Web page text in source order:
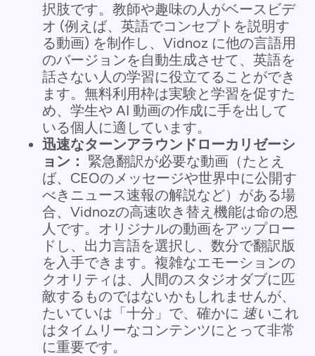
択肢です。教師や趣味の人がベースビデ
オ (例えば、英語でコンセプトを説明す
る動画) を制作し、Vidnoz に他の言語用
のバージョンを自動生成させて、英語を
話さない人の学習に役立てることができ
ます。無料利用枠は実験と学習を促すた
め、学生や AI 動画の作成に手を出して
いる個人に適しています。
迅速なターンアラウンドローカリゼーシ
ョン： 緊急翻訳が必要な動画（たとえ
ば、CEOのメッセージや世界中に公開す
べきニュース速報の解説など）がある場
合、Vidnozの高速吹き替え機能は命の恩
人です。オリジナルの動画をアップロー
ドし、出力言語を選択し、数分で翻訳版
を入手できます。複雑なエモーションの
クオリティは、人間のスタジオダブに匹
敵するものではないかもしれませんが、
たいていは「十分」で、確かに 速いこれ
はタイムリーなコンテンツにとって非常
に重要です。